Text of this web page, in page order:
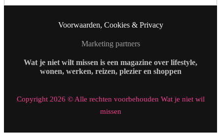
Voorwaarden, Cookies & Privacy
Marketing partners
Wat je niet wilt missen is een magazine over lifestyle,
wonen, werken, reizen, plezier en shoppen
Copyright 2026 © Alle rechten voorbehouden Wat je niet wil
missen